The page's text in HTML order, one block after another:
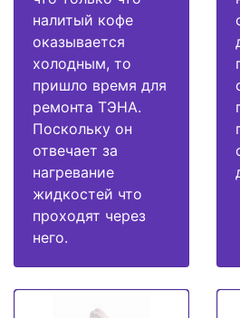
налитый кофе
оказывается
холодным, то
пришло время для
ремонта ТЭНА.
Поскольку он
отвечает за
нагревание
жидкостей что
проходят через
него.